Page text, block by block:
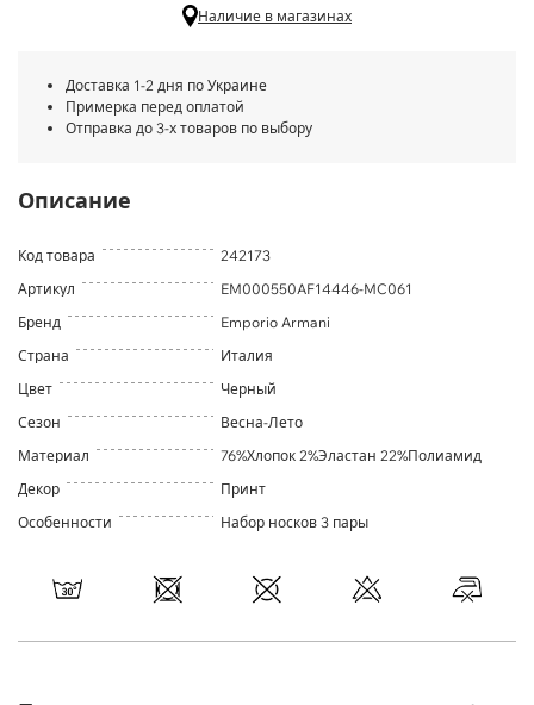
Наличие в магазинах
Доставка 1-2 дня по Украине
Примерка перед оплатой
Отправка до 3-х товаров по выбору
Описание
Код товара
242173
Артикул
EM000550AF14446-MC061
Бренд
Emporio Armani
Страна
Италия
Цвет
Черный
Сезон
Весна-Лето
Материал
76%Хлопок 2%Эластан 22%Полиамид
Декор
Принт
Особенности
Набор носков 3 пары